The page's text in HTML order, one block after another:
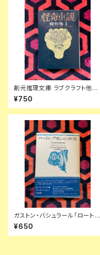
創元推理文庫 ラブクラフト他
「怪奇小説傑作集3」東京創元社
ディケンズ ビアース カバー:日
下弘 解説:平井呈一 アンソロジ
¥750
ガストン・バシュラール「ロートレ
アモンの世界」平井照敏訳 初版
帯付き 装幀:米村隆 思潮社
¥650